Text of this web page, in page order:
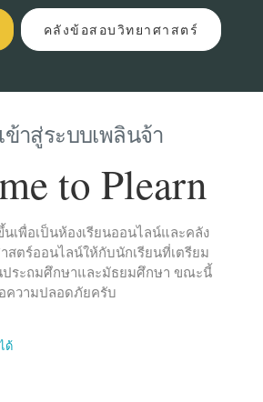
คลังข้อสอบวิทยาศาสตร์
าสู่ระบบเพลินจ้า
to Plearn
เพื่อเป็นห้องเรียนออนไลน์และคลัง
สตร์ออนไลน์ให้กับนักเรียนที่เตรียม
ประถมศึกษาและมัธยมศึกษา ขณะนี้
ความปลอดภัยครับ
ด้